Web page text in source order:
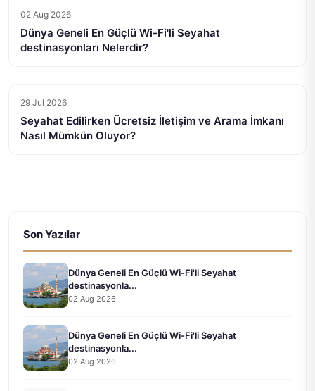
02 Aug 2026
Dünya Geneli En Güçlü Wi-Fi'li Seyahat
destinasyonları Nelerdir?
29 Jul 2026
Seyahat Edilirken Ücretsiz İletişim ve Arama İmkanı
Nasıl Mümkün Oluyor?
Son Yazılar
Dünya Geneli En Güçlü Wi-Fi'li Seyahat
destinasyonla...
02 Aug 2026
Dünya Geneli En Güçlü Wi-Fi'li Seyahat
destinasyonla...
02 Aug 2026